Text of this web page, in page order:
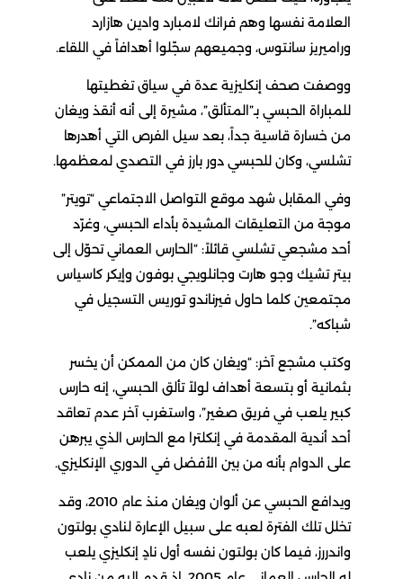
العلامة نفسها وهم فرانك لامبارد وادين هازارد
وراميريز سانتوس، وجميعهم سجّلوا أهدافاً في اللقاء.
ووصفت صحف إنكليزية عدة في سياق تغطيتها
للمباراة الحبسي بـ”المتألق”، مشيرة إلى أنه أنقذ ويغان
من خسارة قاسية جداً، بعد سيل الفرص التي أهدرها
تشلسي، وكان للحبسي دور بارز في التصدي لمعظمها.
وفي المقابل شهد موقع التواصل الاجتماعي “تويتر”
موجة من التعليقات المشيدة بأداء الحبسي، وغرّد
أحد مشجعي تشلسي قائلاً: “الحارس العماني تحوّل إلى
بيتر تشيك وجو هارت وجانلويجي بوفون وإيكر كاسياس
مجتمعين كلما حاول فيرناندو توريس التسجيل في
وكتب مشجع آخر: “ويغان كان من الممكن أن يخسر
بثمانية أو بتسعة أهداف لولاً تألق الحبسي، إنه حارس
كبير يلعب في فريق صغير”، واستغرب آخر عدم تعاقد
أحد أندية المقدمة في إنكلترا مع الحارس الذي يبرهن
على الدوام بأنه من بين الأفضل في الدوري الإنكليزي.
ويدافع الحبسي عن ألوان ويغان منذ عام 2010، وقد
تخلل تلك الفترة لعبه على سبيل الإعارة لنادي بولتون
واندررز، فيما كان بولتون نفسه أول نادٍ إنكليزي يلعب